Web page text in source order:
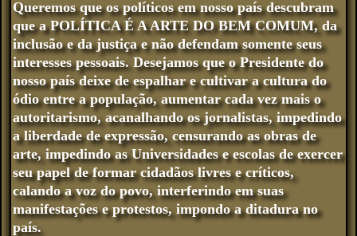
Queremos que os políticos em nosso país descubram
que a POLÍTICA É A ARTE DO BEM COMUM, da
inclusão e da justiça e não defendam somente seus
interesses pessoais. Desejamos que o Presidente do
nosso país deixe de espalhar e cultivar a cultura do
ódio entre a população, aumentar cada vez mais o
autoritarismo, acanalhando os jornalistas, impedindo
a liberdade de expressão, censurando as obras de
arte, impedindo as Universidades e escolas de exercer
seu papel de formar cidadãos livres e críticos,
calando a voz do povo, interferindo em suas
manifestações e protestos, impondo a ditadura no
país.